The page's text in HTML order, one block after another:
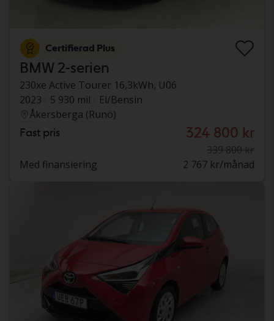
Certifierad Plus
BMW 2-serien
230xe Active Tourer 16,3kWh, U06
2023
5 930 mil
El/Bensin
Åkersberga (Runö)
Fast pris 324 800 kr
339 800 kr
Med finansiering
2 767 kr/månad